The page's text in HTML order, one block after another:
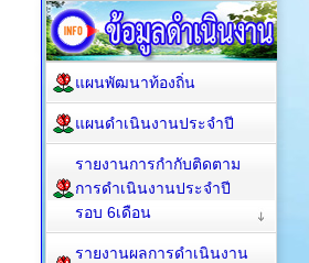
แผนพัฒนาท้องถิ่น
แผนดำเนินงานประจำปี
รายงานการกำกับติดตาม
การดำเนินงานประจำปี
รอบ 6เดือน
รายงานผลการดำเนินงาน